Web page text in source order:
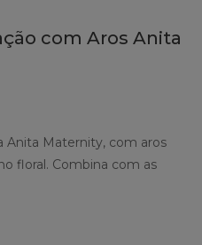
com Aros Anita
Anita Maternity, com aros
floral. Combina com as